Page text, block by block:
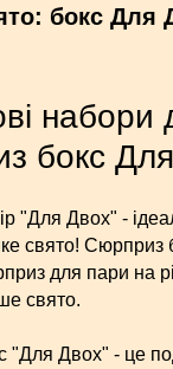
бокс Для
набори
бокс
"Для Двох" -
свято! Сюрприз
для пари на
свято.
"Для Двох" - це